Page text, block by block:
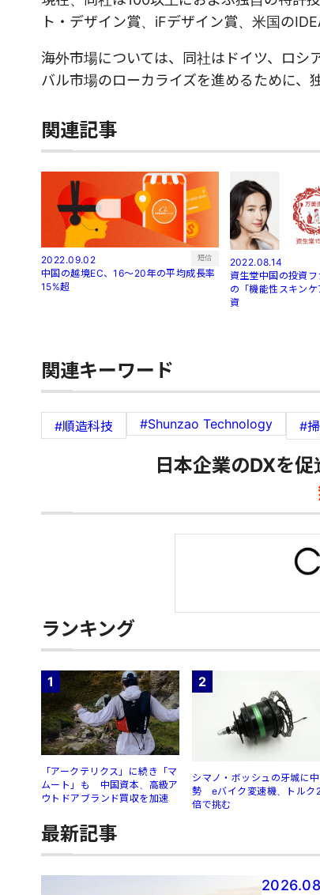
ト・デザイン賞、iFデザイン賞、米国の
海外市場については、同社はドイツ、ロシ
バル市場のローカライズを進めるために、
関連記事
2022.09.02 短信
中国の越境EC、16～20年の平均成長率
15%超
2022.08.14
資生堂中国の投資
の「機能性スキン
資
関連キーワード
#順造科技 #Shunzao Technology #
日本企業のDXを
ランキング
1
「アークテリクス」に続き「マ
ムート」も 中国資本、高級ア
ウトドアブランド買収を加速
2
シマノ・ボッシュの牙城に
勢 eバイク変速機、トルク
倍で挑む
最新記事